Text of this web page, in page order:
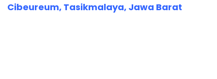
Cibeureum, Tasikmalaya, Jawa Barat